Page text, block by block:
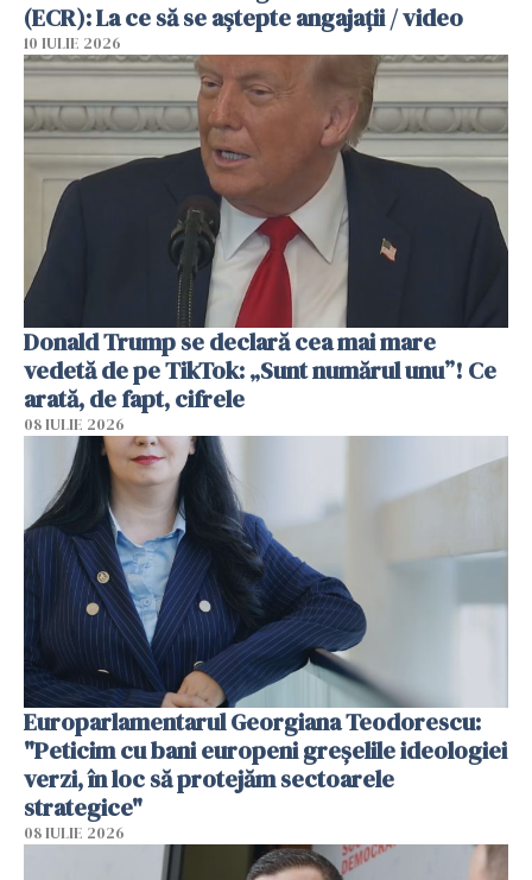
(ECR): La ce să se aștepte angajații / video
10 IULIE 2026
Donald Trump se declară cea mai mare
vedetă de pe TikTok: „Sunt numărul unu”! Ce
arată, de fapt, cifrele
08 IULIE 2026
Europarlamentarul Georgiana Teodorescu:
"Peticim cu bani europeni greșelile ideologiei
verzi, în loc să protejăm sectoarele
strategice"
08 IULIE 2026